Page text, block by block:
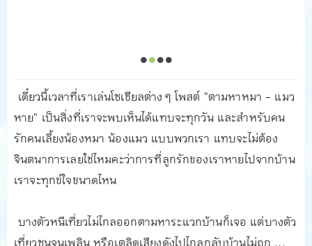
เดี๋ยวนี้เวลาที่เราเล่นโซเชียลต่าง ๆ โพสต์ "ตามหาหมา - แมว
หาย" เป็นสิ่งที่เราจะพบเห็นได้แทบจะทุกวัน และสำหรับคน
รักคนเลี้ยงน้องหมา น้องแมว แบบพวกเรา แทบจะไม่ต้อง
จินตนาการเลยใช่ไหมคะว่าการที่ลูกรักของเราหายไปจากบ้าน
เราจะทุกข์ใจขนาดไหน
บางตัวหนีเที่ยวไม่ไกลออกตามหาระแวกบ้านก็เจอ แต่บางตัว